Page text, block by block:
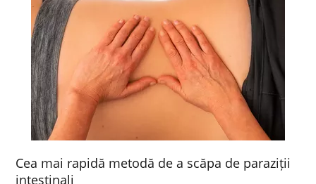
Cea mai rapidă metodă de a scăpa de paraziții
intestinali